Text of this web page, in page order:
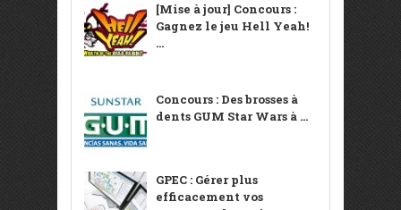
[Mise à jour] Concours :
Gagnez le jeu Hell Yeah!
...
Concours : Des brosses à
dents GUM Star Wars à ...
GPEC : Gérer plus
efficacement vos